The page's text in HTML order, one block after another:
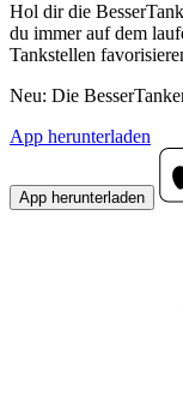
Hol dir die
du immer auf dem
Tankstellen
Neu: Die
App herunterladen
App herunterladen